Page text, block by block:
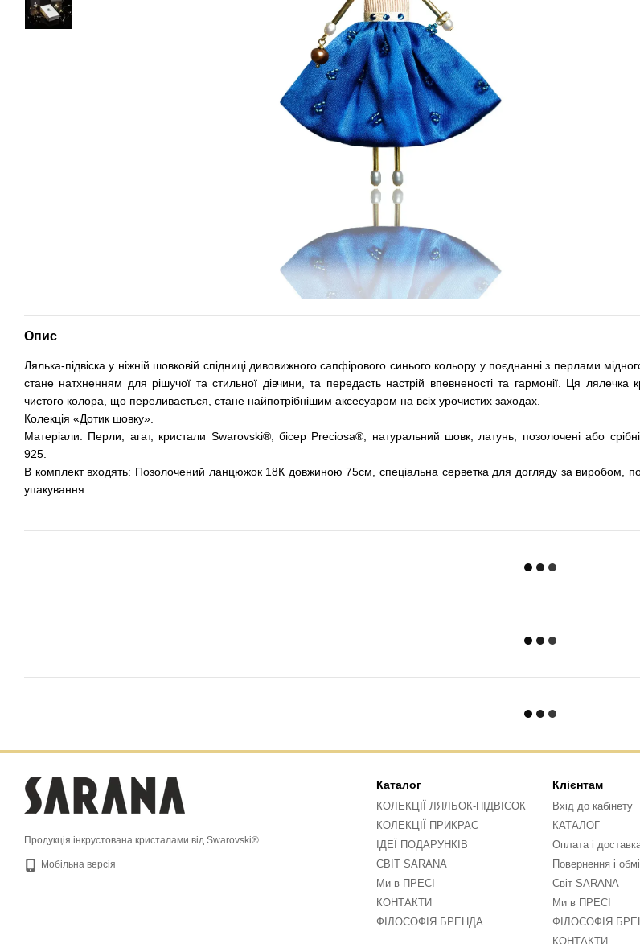
Опис
Лялька-підвіска у ніжній шовковій спідниці дивовижного сапфірового синього кольору у поєднанні з перлами
стане натхненням для рішучої та стильної дівчини, та передасть настрій впевненості та гармонії. Ця лялечка
чистого колора, що переливається, стане найпотрібнішим аксесуаром на всіх урочистих заходах.
Колекція «Дотик шовку».
Матеріали: Перли, агат, кристали Swarovski®, бісер Preciosa®, натуральний шовк, латунь, позолочені або
925.
В комплект входять: Позолочений ланцюжок 18К довжиною 75см, спеціальна серветка для догляду за виробом,
упакування.
Продукція інкрустована кристалами від Swarovski®
Мобільна версія
Каталог
КОЛЕКЦІЇ ЛЯЛЬОК-ПІДВІСОК
КОЛЕКЦІЇ ПРИКРАС
ІДЕЇ ПОДАРУНКІВ
СВІТ SARANA
Ми в ПРЕСІ
КОНТАКТИ
ФІЛОСОФІЯ БРЕНДА
Клієнтам
Вхід до кабінету
КАТАЛОГ
Оплата і
Повернення і
Світ SARANA
Ми в ПРЕСІ
ФІЛОСОФІЯ
КОНТАКТИ